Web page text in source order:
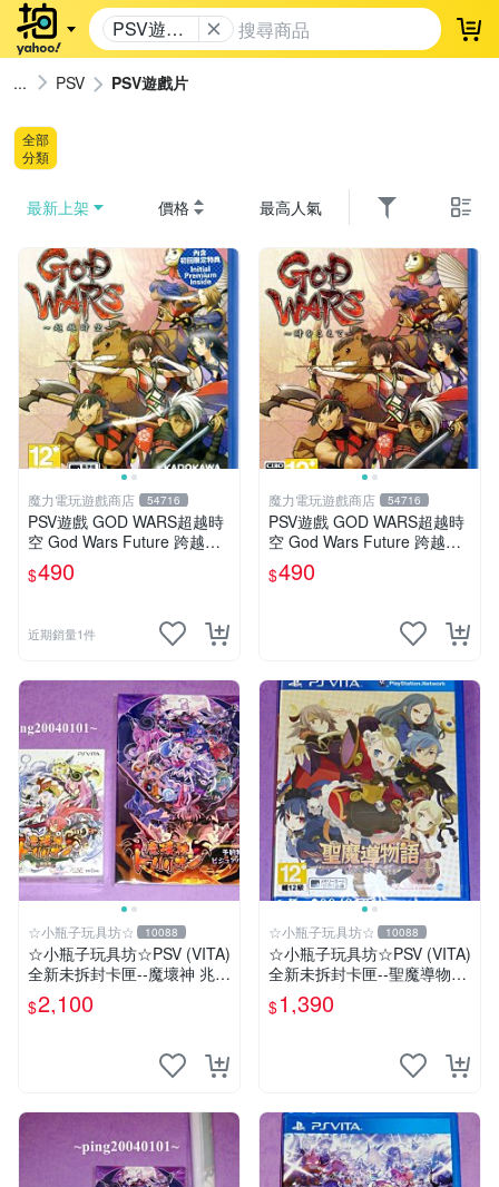
PSV遊戲
片
登
PSV PSV遊戲片
全部
分類
最新上架 價格 最高人氣
魔力電玩遊戲商店 54716
PSV遊戲 GOD WARS超越時
空 God Wars Future 跨越時
空 中文亞版【板橋魔力】
$490
近期銷量1件
魔力電玩遊戲商店 54716
PSV遊戲 GOD WARS超越時
空 God Wars Future 跨越時
空 日文日版【板橋魔力】
$490
☆小瓶子玩具坊☆ 10088
☆小瓶子玩具坊☆PSV (VITA)
全新未拆封卡匣--魔壞神 兆力
翁 限定版 (亞版日文版)+特
典--美術集
$2,100
☆小瓶子玩具坊☆ 10088
☆小瓶子玩具坊☆PSV (VITA)
全新未拆封卡匣--聖魔導物語
(日版)
$1,390